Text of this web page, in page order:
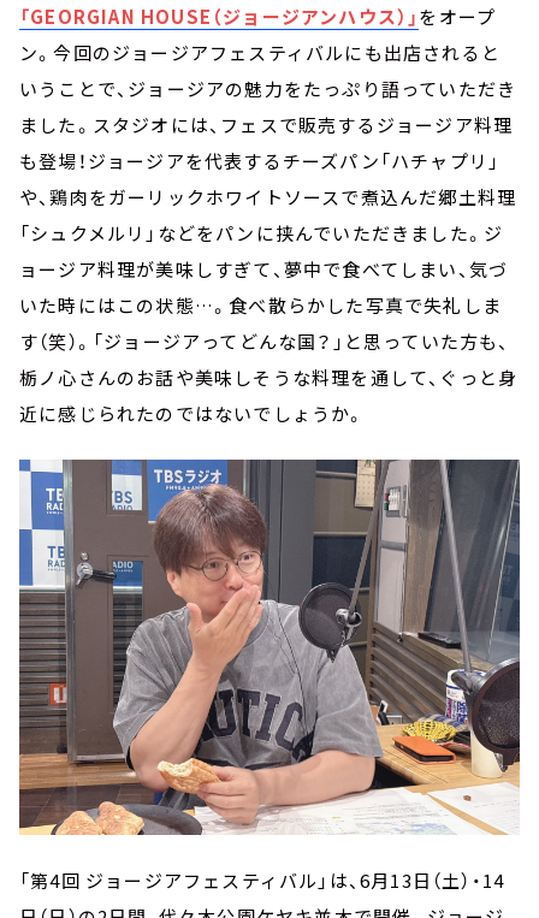
「GEORGIAN HOUSE（ジョージアンハウス）」をオープ
ン。今回のジョージアフェスティバルにも出店されると
いうことで、ジョージアの魅力をたっぷり語っていただき
ました。スタジオには、フェスで販売するジョージア料理
も登場！ジョージアを代表するチーズパン「ハチャプリ」
や、鶏肉をガーリックホワイトソースで煮込んだ郷土料理
「シュクメルリ」などをパンに挟んでいただきました。ジ
ョージア料理が美味しすぎて、夢中で食べてしまい、気づ
いた時にはこの状態…。食べ散らかした写真で失礼しま
す（笑）。「ジョージアってどんな国？」と思っていた方も、
栃ノ心さんのお話や美味しそうな料理を通して、ぐっと身
近に感じられたのではないでしょうか。
「第4回 ジョージアフェスティバル」は、6月13日（土）・14